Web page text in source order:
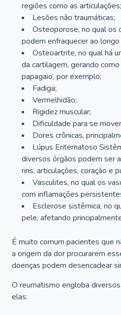
regiões como as articulações;
Lesões não traumáticas;
Osteoporose, no qual os
podem enfraquecer ao
Osteoartrite, no qual há
da cartilagem, gerando
papagaio’, por exemplo;
Fadiga;
Vermelhidão;
Rigidez muscular;
Dificuldade para se
Dores crônicas,
Lúpus Eritematoso
diversos órgãos podem ser
rins, articulações, coração e
Vasculites, no qual os
com inflamações
Esclerose sistêmica, no
pele, afetando
É muito comum pacientes que
a origem da dor procurarem
doenças podem desencadear
O reumatismo engloba
elas: